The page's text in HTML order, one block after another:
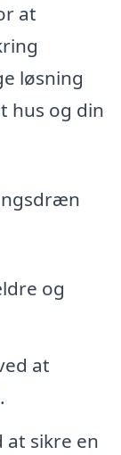
at
løsning
hus og din
og
at
sikre en